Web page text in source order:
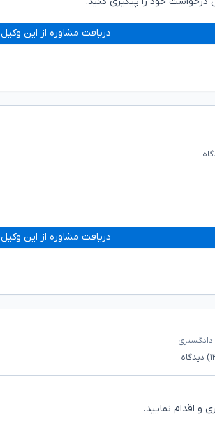
دریافت مشاوره از این وکیل
دریافت مشاوره از این وکیل
دادگستری
دیدگاه
و اقدام نمایید.